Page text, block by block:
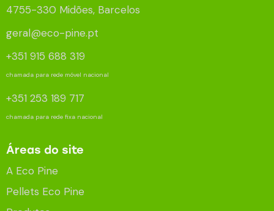
4755-330 Midões, Barcelos
geral@eco-pine.pt
+351 915 688 319
chamada para rede móvel nacional
+351 253 189 717
chamada para rede fixa nacional
Áreas do site
A Eco Pine
Pellets Eco Pine